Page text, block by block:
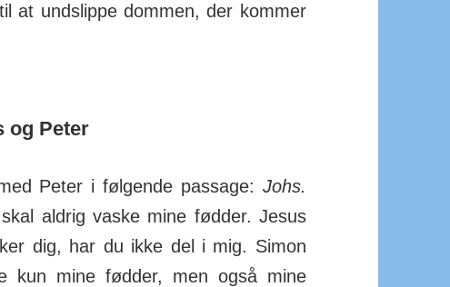
at und­slippe dommen, der kommer
og Peter
Peter i følgende pas­sage: Johs.
aldrig vaske mine fødder. Jesus
dig, har du ikke del i mig. Simon
kun mine fødder, men også mine